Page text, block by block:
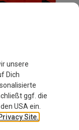
unsere
Dich
ggf. die
USA ein.
Site.